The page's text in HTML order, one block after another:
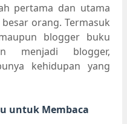
pertama dan utama
orang. Termasuk
blogger buku
menjadi blogger,
kehidupan yang
untuk Membaca